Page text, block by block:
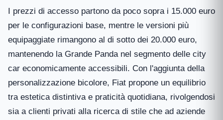
I prezzi di accesso partono da poco sopra i 15.000 euro
per le configurazioni base, mentre le versioni più
equipaggiate rimangono al di sotto dei 20.000 euro,
mantenendo la Grande Panda nel segmento delle city
car economicamente accessibili. Con l'aggiunta della
personalizzazione bicolore, Fiat propone un equilibrio
tra estetica distintiva e praticità quotidiana, rivolgendosi
sia a clienti privati alla ricerca di stile che ad aziende